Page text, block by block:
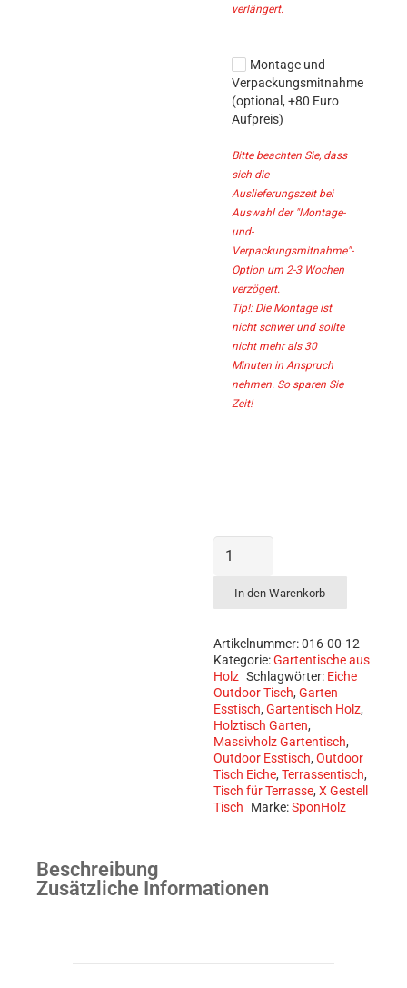
verlängert.
Montage und
Verpackungsmitnahme
(optional, +80 Euro
Aufpreis)
Bitte beachten Sie, dass
sich die
Auslieferungszeit bei
Auswahl der "Montage-
und-
Verpackungsmitnahme"-
Option um 2-3 Wochen
verzögert.
Tip!: Die Montage ist
nicht schwer und sollte
nicht mehr als 30
Minuten in Anspruch
nehmen. So sparen Sie
Zeit!
Esstisch
Eiche
X-
Gestell
Menge
In den Warenkorb
Artikelnummer:016-00-12
Kategorie:Gartentische aus
Holz Schlagwörter: Eiche
Outdoor Tisch,Garten
Esstisch,Gartentisch Holz,
Holztisch Garten,
Massivholz Gartentisch,
Outdoor Esstisch,Outdoor
Tisch Eiche,Terrassentisch,
Tisch für Terrasse,X Gestell
Tisch Marke:SponHolz
Beschreibung
Zusätzliche Informationen